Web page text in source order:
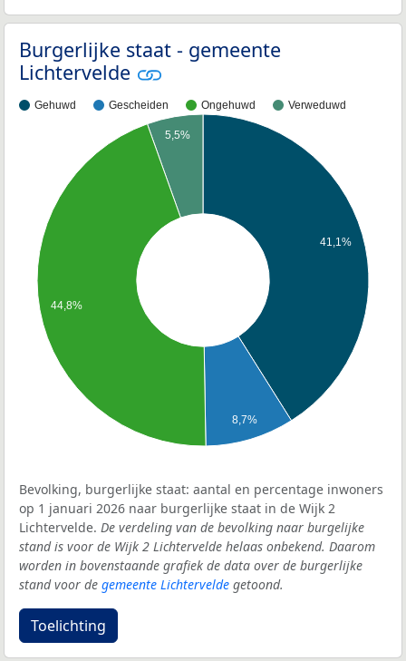
Burgerlijke staat - gemeente
Lichtervelde
Gehuwd Gescheiden Ongehuwd Verweduwd
41,1%
8,7%
5,5%
44,8%
Bevolking, burgerlijke staat: aantal en percentage inwoners
op 1 januari 2026 naar burgerlijke staat in de Wijk 2
Lichtervelde. De verdeling van de bevolking naar burgelijke
stand is voor de Wijk 2 Lichtervelde helaas onbekend. Daarom
worden in bovenstaande grafiek de data over de burgerlijke
stand voor de gemeente Lichtervelde getoond.
Toelichting